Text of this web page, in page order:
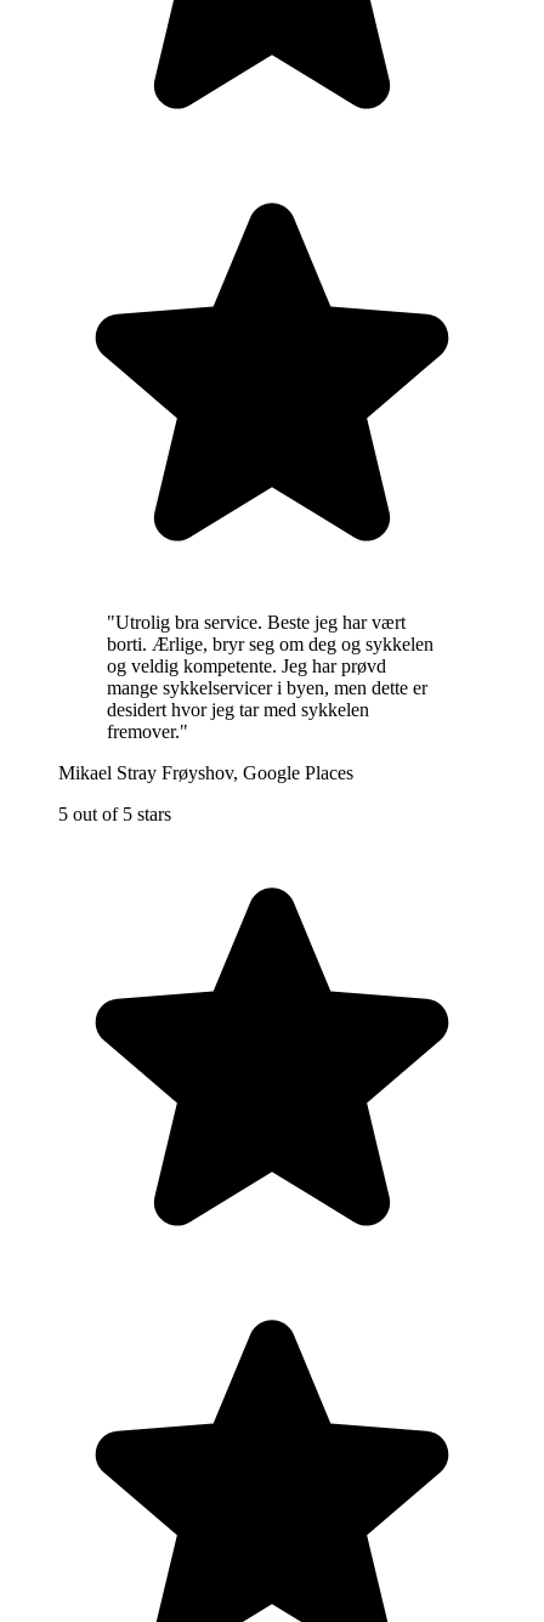
"Utrolig bra service. Beste jeg har vært
borti. Ærlige, bryr seg om deg og sykkelen
og veldig kompetente. Jeg har prøvd
mange sykkelservicer i byen, men dette er
desidert hvor jeg tar med sykkelen
fremover."
Mikael Stray Frøyshov, Google Places
5 out of 5 stars